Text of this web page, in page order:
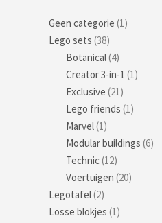
Geen categorie (1)
Lego sets (38)
Botanical(4)
Creator 3-in-1 (1)
Exclusive (21)
Lego friends (1)
Marvel(1)
Modular buildings (6)
Technic(12)
Voertuigen (20)
Legotafel(2)
Losse blokjes (1)